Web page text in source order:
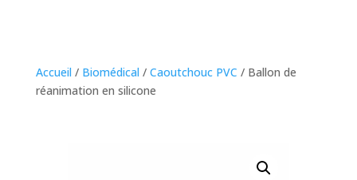
Accueil / Biomédical / Caoutchouc PVC / Ballon de
réanimation en silicone